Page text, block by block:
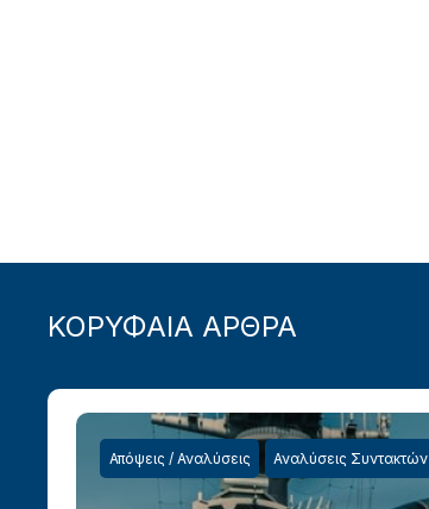
ΚΟΡΥΦΑΙΑ ΑΡΘΡΑ
Απόψεις / Αναλύσεις Αναλύσεις Συντακτών